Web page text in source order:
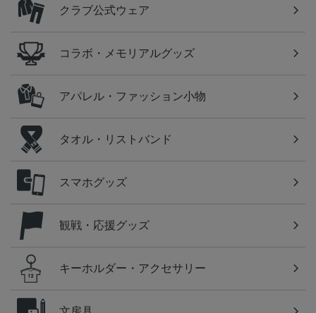
クラブ公式ウェア
コラボ・メモリアルグッズ
アパレル・ファッション小物
タオル・リストバンド
スマホグッズ
観戦・応援グッズ
キーホルダー・アクセサリー